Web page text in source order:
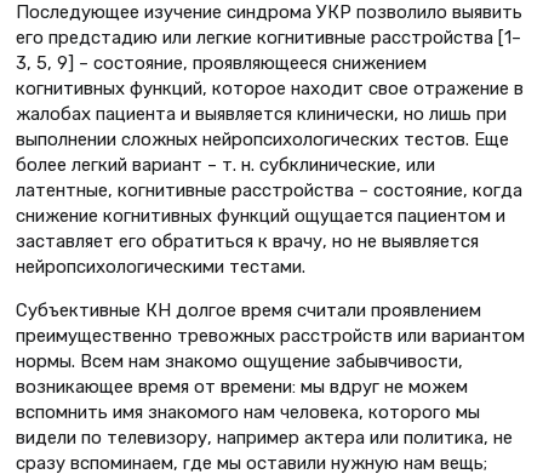
Последующее изучение синдрома УКР позволило выявить
его предстадию или легкие когнитивные расстройства [1–
3, 5, 9] – состояние, проявляющееся снижением
когнитивных функций, которое находит свое отражение в
жалобах пациента и выявляется клинически, но лишь при
выполнении сложных нейропсихологических тестов. Еще
более легкий вариант – т. н. субклинические, или
латентные, когнитивные расстройства – состояние, когда
снижение когнитивных функций ощущается пациентом и
заставляет его обратиться к врачу, но не выявляется
нейропсихологическими тестами.
Субъективные КН долгое время считали проявлением
преимущественно тревожных расстройств или вариантом
нормы. Всем нам знакомо ощущение забывчивости,
возникающее время от времени: мы вдруг не можем
вспомнить имя знакомого нам человека, которого мы
видели по телевизору, например актера или политика, не
сразу вспоминаем, где мы оставили нужную нам вещь;